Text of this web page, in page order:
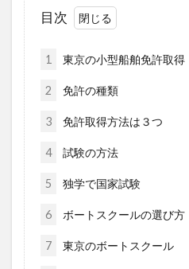
目次
1 東京の小型船舶免許取得
2 免許の種類
3 免許取得方法は３つ
4 試験の方法
5 独学で国家試験
6 ボートスクールの選び方
7 東京のボートスクール